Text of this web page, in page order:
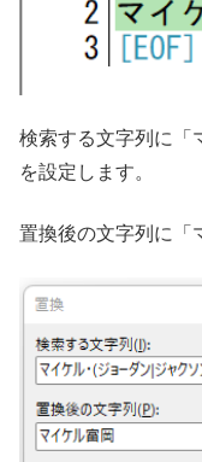
検索する文字列に「
を設定します。
置換後の文字列に「